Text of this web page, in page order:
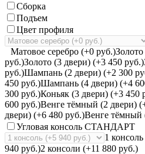
Сборка
Подъем
Цвет профиля
Матовое серебро (+0 руб.)
руб.)Золото (3 двери) (+3 450 руб.)
руб.)Шампань (2 двери) (+2 300
450 руб.)Шампань (4 двери) (+4
300 руб.)Коньяк (3 двери) (+3 450
600 руб.)Венге тёмный (2 двери)
двери) (+6 480 руб.)Венге тёмный
Угловая консоль СТАНДАРТ
1
940 руб.)2 консоли (+11 880 руб.)